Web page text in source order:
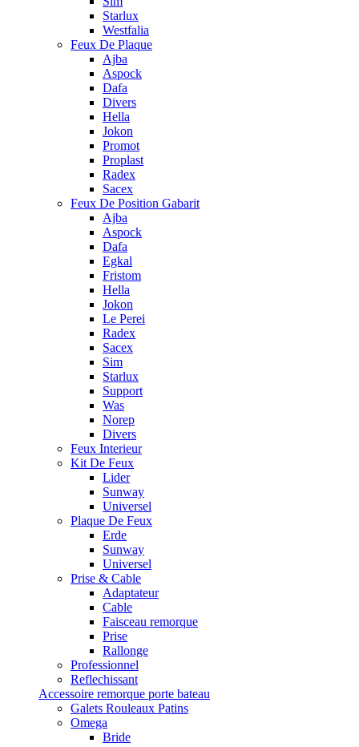
Starlux
Westfalia
Feux De Plaque
Ajba
Aspock
Dafa
Divers
Hella
Jokon
Promot
Proplast
Radex
Sacex
Feux De Position Gabarit
Ajba
Aspock
Dafa
Egkal
Fristom
Hella
Jokon
Le Perei
Radex
Sacex
Sim
Starlux
Support
Was
Norep
Divers
Feux Interieur
Kit De Feux
Lider
Sunway
Universel
Plaque De Feux
Erde
Sunway
Universel
Prise & Cable
Adaptateur
Cable
Faisceau remorque
Prise
Rallonge
Professionnel
Reflechissant
Accessoire remorque porte bateau
Galets Rouleaux Patins
Omega
Bride